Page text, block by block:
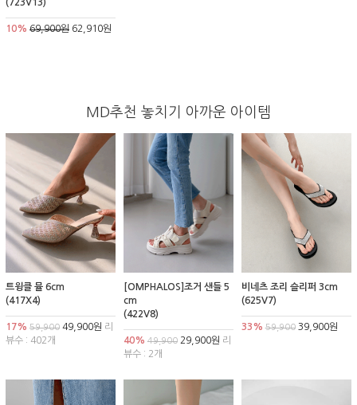
(723V13)
10% 69,900원 62,910원
MD추천 놓치기 아까운 아이템
트윙클 뮬 6cm
(417X4)
17% 59,900 49,900원 리
뷰수 : 402개
[OMPHALOS]조거 샌들 5
cm
(422V8)
40% 49,90029,900원 리
뷰수 : 2개
비네츠 조리 슬리퍼 3cm
(625V7)
33% 59,90039,900원